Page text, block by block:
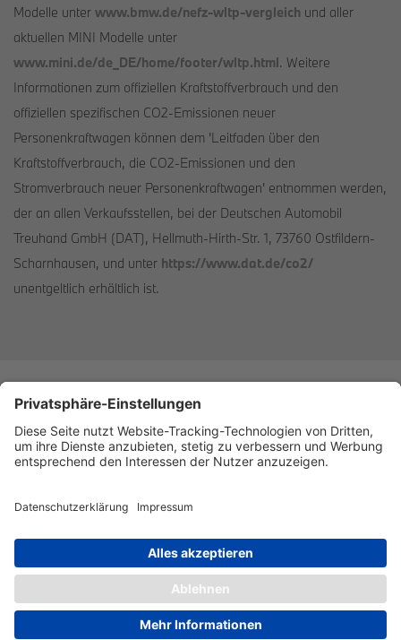
Modelle unter www.bmw.de/nefz-wltp-vergleich und aller
aktuellen MINI Modelle unter
www.mini.de/de_DE/home/footer/wltp.html. Weitere
Informationen zum offiziellen Kraftstoffverbrauch und den
offiziellen spezifischen CO2-Emissionen neuer
Personenkraftwagen können dem 'Leitfaden über den
Kraftstoffverbrauch, die CO2-Emissionen und den
Stromverbrauch neuer Personenkraftwagen' entnommen werden,
der an allen Verkaufsstellen, bei der Deutschen Automobil
Treuhand GmbH (DAT), Hellmuth-Hirth-Str. 1, 73760 Ostfildern-
Scharnhausen, und unter https://www.dat.de/co2/
unentgeltlich erhältlich ist.
Impressum Barrierefreiheitserklärung
©Rolf Horn. Alle Rechte vorbehalten